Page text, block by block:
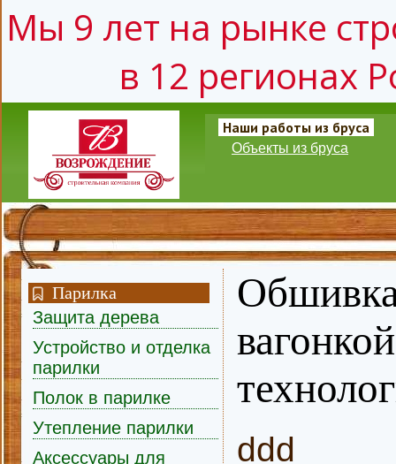
Мы 9 лет на рынке
в 12 регионах
Наши работы из бруса
Объекты из бруса
Парилка
Защита дерева
Устройство и отделка
парилки
Полок в парилке
Утепление парилки
Аксессуары для
ddd